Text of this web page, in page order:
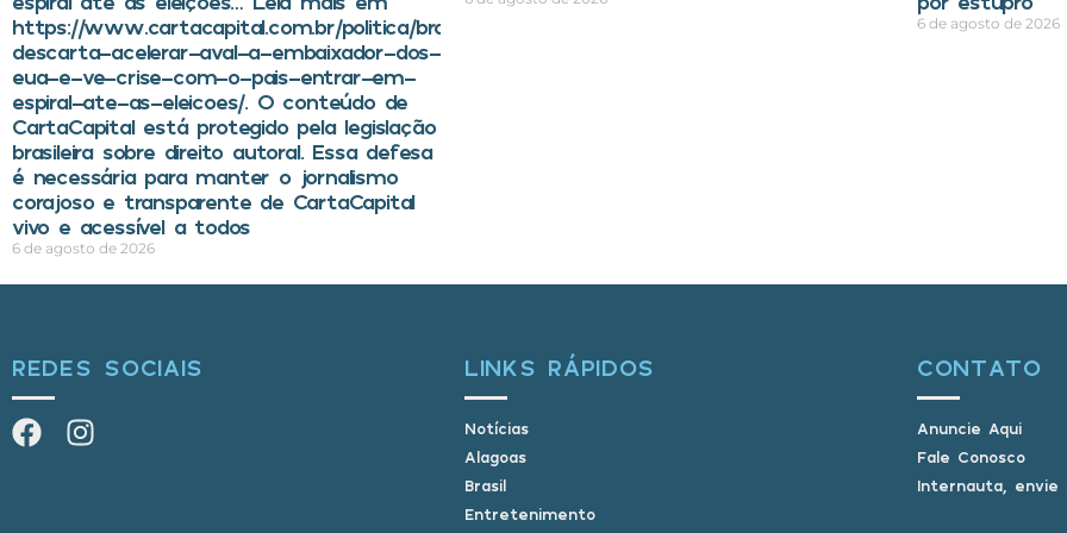
https://www.cartacapital.com.br/politica/brasil-
descarta-acelerar-aval-a-embaixador-dos-
eua-e-ve-crise-com-o-pais-entrar-em-
espiral-ate-as-eleicoes/. O conteúdo de
CartaCapital está protegido pela legislação
brasileira sobre direito autoral. Essa defesa
é necessária para manter o jornalismo
corajoso e transparente de CartaCapital
vivo e acessível a todos
6 de agosto de 2026
6 de agosto de 2026
REDES SOCIAIS LINKS RÁPIDOS
Notícias
Alagoas
Brasil
Entretenimento
CONTATO
Anuncie Aqui
Fale Conosco
Internauta, envie